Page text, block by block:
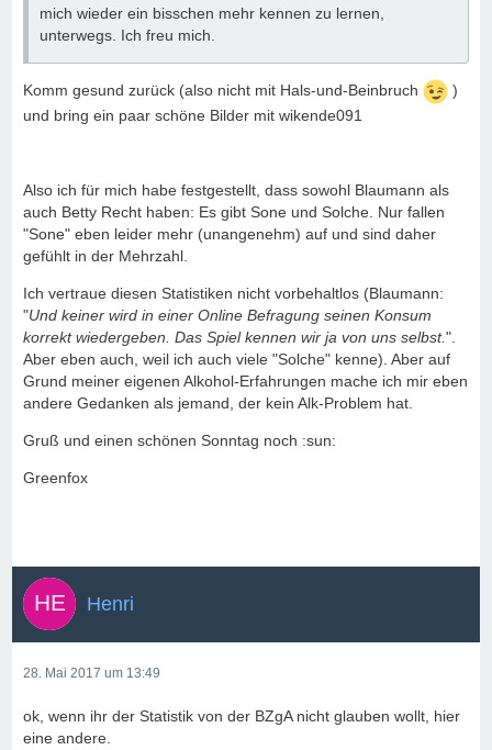
mich wieder ein bisschen mehr kennen zu lernen,
unterwegs. Ich freu mich.
Komm gesund zurück (also nicht mit Hals-und-Beinbruch
)
und bring ein paar schöne Bilder mit wikende091
Also ich für mich habe festgestellt, dass sowohl Blaumann als
auch Betty Recht haben: Es gibt Sone und Solche. Nur fallen
"Sone" eben leider mehr (unangenehm) auf und sind daher
gefühlt in der Mehrzahl.
Ich vertraue diesen Statistiken nicht vorbehaltlos (Blaumann:
"Und keiner wird in einer Online Befragung seinen Konsum
korrekt wiedergeben. Das Spiel kennen wir ja von uns selbst.".
Aber eben auch, weil ich auch viele "Solche" kenne). Aber auf
Grund meiner eigenen Alkohol-Erfahrungen mache ich mir eben
andere Gedanken als jemand, der kein Alk-Problem hat.
Gruß und einen schönen Sonntag noch :sun:
Greenfox
Henri
28. Mai 2017 um 13:49
ok, wenn ihr der Statistik von der BZgA nicht glauben wollt, hier
eine andere.